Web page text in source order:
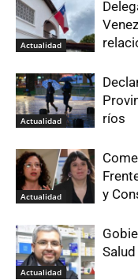
Actualidad
Actualidad
ríos
Actualidad
y
Actualidad